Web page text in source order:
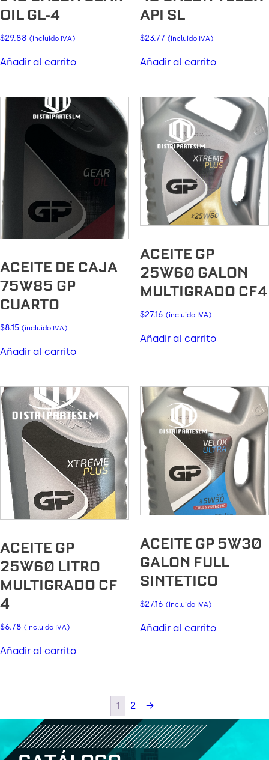
OIL GL-4
$29.88 (incluido IVA)
Añadir al carrito
API SL
$23.77 (incluido IVA)
Añadir al carrito
ACEITE DE CAJA
75W85 GP
CUARTO
$8.15 (incluido IVA)
Añadir al carrito
ACEITE GP
25W60 GALON
MULTIGRADO CF4
$27.16 (incluido IVA)
Añadir al carrito
ACEITE GP
25W60 LITRO
MULTIGRADO CF
4
$6.78 (incluido IVA)
Añadir al carrito
ACEITE GP 5W30
GALON FULL
SINTETICO
$27.16 (incluido IVA)
Añadir al carrito
1 2 →